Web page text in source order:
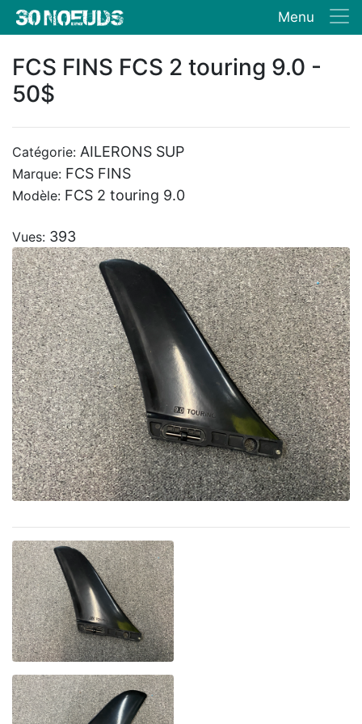
Menu
FCS FINS FCS 2 touring 9.0 -
50$
Catégorie: AILERONS SUP
Marque: FCS FINS
Modèle: FCS 2 touring 9.0
Vues: 393